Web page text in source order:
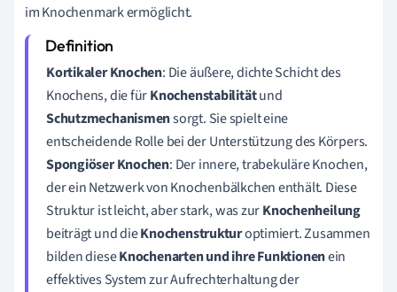
im Knochenmark ermöglicht.
Kortikaler Knochen: Die äußere, dichte Schicht des
Knochens, die fürKnochenstabilitätund
Schutzmechanismensorgt. Sie spielt eine
entscheidende Rolle bei der Unterstützung des Körpers.
Spongiöser Knochen: Der innere, trabekuläre Knochen,
der ein Netzwerk von Knochenbälkchen enthält. Diese
Struktur ist leicht, aber stark, was zurKnochenheilung
beiträgt und dieKnochenstrukturoptimiert. Zusammen
bilden dieseKnochenarten und ihre Funktionenein
effektives System zur Aufrechterhaltung der